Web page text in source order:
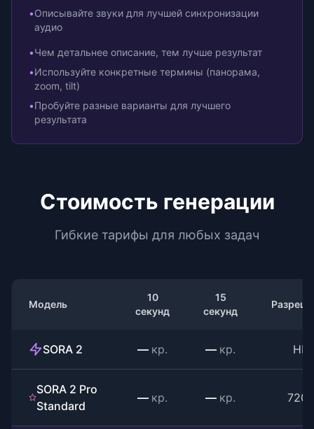
•Описывайте звуки для лучшей синхронизации
аудио
•Чем детальнее описание, тем лучше результат
•Используйте конкретные термины (панорама,
zoom, tilt)
•Пробуйте разные варианты для лучшего
результата
Стоимость генерации
Гибкие тарифы для любых задач
Модель
10
секунд
15
секунд
SORA 2 — кр. — кр. HD
SORA 2 Pro
Standard
— кр. — кр. 720p